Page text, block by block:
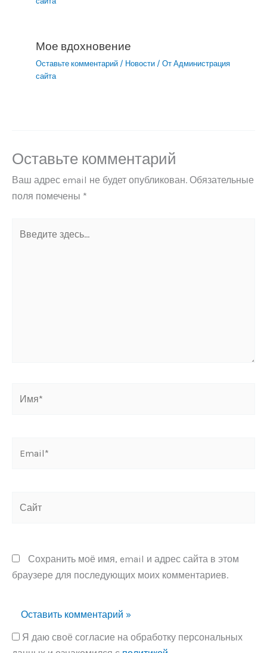
Мое вдохновение
Оставьте комментарий / Новости / От Администрация
сайта
Оставьте комментарий
Ваш адрес email не будет опубликован. Обязательные
поля помечены *
здесь...
Сохранить моё имя, email и адрес сайта в этом
браузере для последующих моих комментариев.
Я даю своё согласие на обработку персональных